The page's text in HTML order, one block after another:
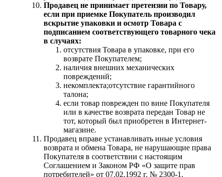
Продавец не принимает претензии по Товару,
если при приемке Покупатель производил
вскрытие упаковки и осмотр Товара с
подписанием соответствующего товарного чека
в случаях:
отсутствия Товара в упаковке, при его
возврате Покупателем;
наличия внешних механических
повреждений;
некомплекта;отсутствие гарантийного
талона;
если товар поврежден по вине Покупателя
или в качестве возврата передан Товар не
тот, который был приобретен в Интернет-
магазине.
Продавец вправе устанавливать иные условия
возврата и обмена Товара, не нарушающие права
Покупателя в соответствии с настоящим
Соглашением и Законом РФ «О защите прав
потребителей» от 07.02.1992 г. № 2300-1.